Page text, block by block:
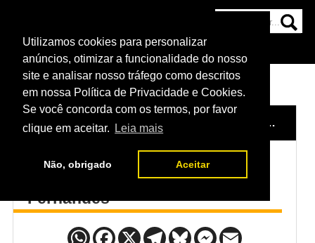
Utilizamos cookies para personalizar
anúncios, otimizar a funcionalidade do nosso
site e analisar nosso tráfego como descritos
em nossa Política de Privacidade e Cookies.
Se você concorda com os termos, por favor
clique em aceitar.
Leia mais
Não, obrigado Aceitar
NOTÍCIAS
HOME EVENTO / UFC FIGHT NIGHT: ADESANYA VS. PYFER
Casey ONeill x Gabriella
Fernandes